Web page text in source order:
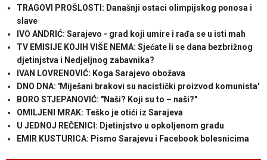
TRAGOVI PROŠLOSTI: Današnji ostaci olimpijskog ponosa i
slave
IVO ANDRIĆ: Sarajevo - grad koji umire i rađa se u isti mah
TV EMISIJE KOJIH VIŠE NEMA: Sjećate li se dana bezbrižnog
djetinjstva i Nedjeljnog zabavnika?
IVAN LOVRENOVIĆ: Koga Sarajevo obožava
DNO DNA: 'Miješani brakovi su nacistički proizvod komunista'
BORO STJEPANOVIĆ: "Naši? Koji su to – naši?"
OMILJENI MRAK: Teško je otići iz Sarajeva
U JEDNOJ REČENICI: Djetinjstvo u opkoljenom gradu
EMIR KUSTURICA: Pismo Sarajevu i Facebook bolesnicima